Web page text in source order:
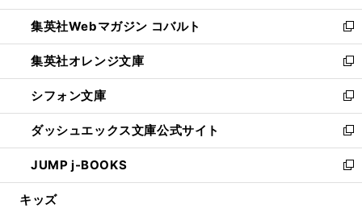
開
く
ウ
で
開
く
ン
ド
ウ
で
開
く
ウ
ィ
ン
ド
ウ
で
開
く
集英社Webマガジン コバルト
新
し
い
ウ
ィ
ン
ド
ウ
で
開
集英社オレンジ文庫
新
し
い
ウ
ィ
ン
ド
ウ
シフォン文庫
新
し
い
ウ
ィ
ン
ダッシュエックス文庫公式サイト
新
し
い
ウ
JUMP j-BOOKS
新
し
キッズ